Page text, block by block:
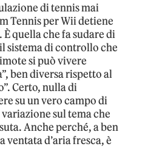
di tennis mai
Tennis per Wii detiene
quella che fa sudare di
sistema di controllo che
si può vivere
ben diversa rispetto al
Certo, nulla di
su un vero campo di
sul tema che
Anche perché, a ben
ventata d’aria fresca, è